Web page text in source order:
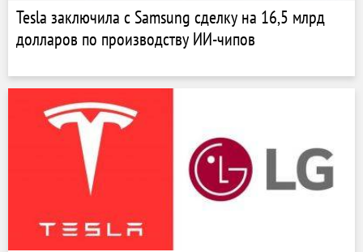
Tesla заключила с Samsung сделку на 16,5 млрд
долларов по производству ИИ-чипов